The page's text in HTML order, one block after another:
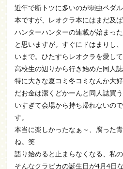
近年で断トツに多いのが弱虫ペダ
本ですが、レオクラ本にはまだ及ば
ハンターハンターの連載が始まっ
と思いますが。すぐにドはまりし
いまで。ひたすらレオクラを愛して
高校生の辺りから行き始めた同人誌
特に大きな夏コミ冬コミなんか大
だお金は潔くどかーんと同人誌買
いすぎて会場から持ち帰れないの
す。
本当に楽しかったなぁ～、腐った
ね。笑
語り始めると止まらなくなる、私の
そんなクラピカの誕生日が4月4日